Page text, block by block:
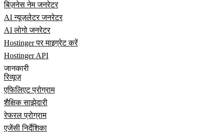
बिज़नेस नेम जनरेटर
AI न्यूज़लेटर जनरेटर
AI लोगो जनरेटर
Hostinger पर माइग्रेट करें
Hostinger API
जानकारी
रिव्यूज़
एफिलिएट प्रोग्राम
शैक्षिक साझेदारी
रेफरल प्रोग्राम
एजेंसी निर्देशिका